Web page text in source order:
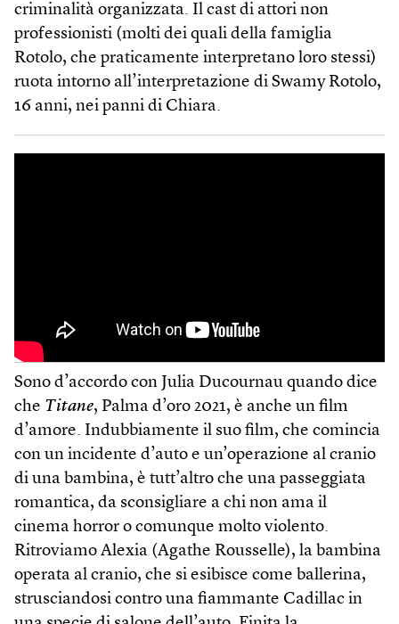
criminalità organizzata. Il cast di attori non
professionisti (molti dei quali della famiglia
Rotolo, che praticamente interpretano loro stessi)
ruota intorno all’interpretazione di Swamy Rotolo,
16 anni, nei panni di Chiara.
Sono d’accordo con Julia Ducournau quando dice
che Titane, Palma d’oro 2021, è anche un film
d’amore. Indubbiamente il suo film, che comincia
con un incidente d’auto e un’operazione al cranio
di una bambina, è tutt’altro che una passeggiata
romantica, da sconsigliare a chi non ama il
cinema horror o comunque molto violento.
Ritroviamo Alexia (Agathe Rousselle), la bambina
operata al cranio, che si esibisce come ballerina,
strusciandosi contro una fiammante Cadillac in